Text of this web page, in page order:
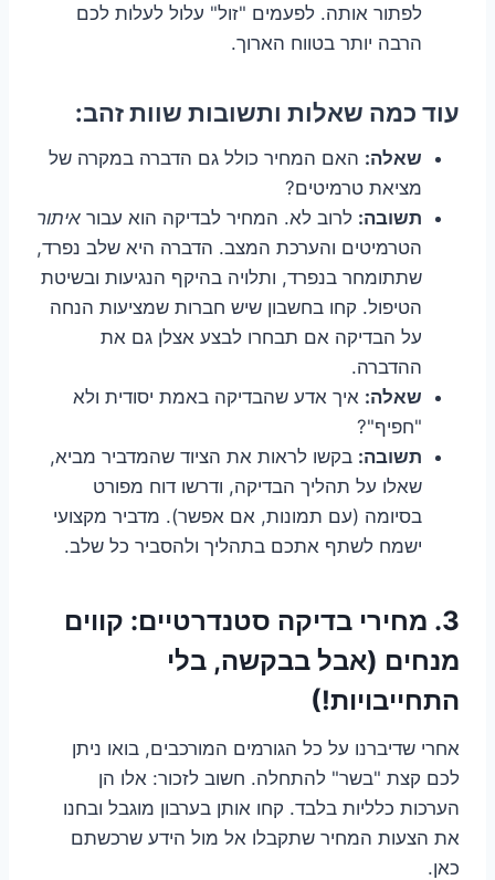
לפתור אותה. לפעמים "זול" עלול לעלות לכם
הרבה יותר בטווח הארוך.
עוד כמה שאלות ותשובות שוות זהב:
שאלה: האם המחיר כולל גם הדברה במקרה של
מציאת טרמיטים?
תשובה: לרוב לא. המחיר לבדיקה הוא עבור איתור
הטרמיטים והערכת המצב. הדברה היא שלב נפרד,
שתתומחר בנפרד, ותלויה בהיקף הנגיעות ובשיטת
הטיפול. קחו בחשבון שיש חברות שמציעות הנחה
על הבדיקה אם תבחרו לבצע אצלן גם את
ההדברה.
שאלה: איך אדע שהבדיקה באמת יסודית ולא
"חפיף"?
תשובה: בקשו לראות את הציוד שהמדביר מביא,
שאלו על תהליך הבדיקה, ודרשו דוח מפורט
בסיומה (עם תמונות, אם אפשר). מדביר מקצועי
ישמח לשתף אתכם בתהליך ולהסביר כל שלב.
3. מחירי בדיקה סטנדרטיים: קווים
מנחים (אבל בבקשה, בלי
התחייבויות!)
אחרי שדיברנו על כל הגורמים המורכבים, בואו ניתן
לכם קצת "בשר" להתחלה. חשוב לזכור: אלו הן
הערכות כלליות בלבד. קחו אותן בערבון מוגבל ובחנו
את הצעות המחיר שתקבלו אל מול הידע שרכשתם
כאן.